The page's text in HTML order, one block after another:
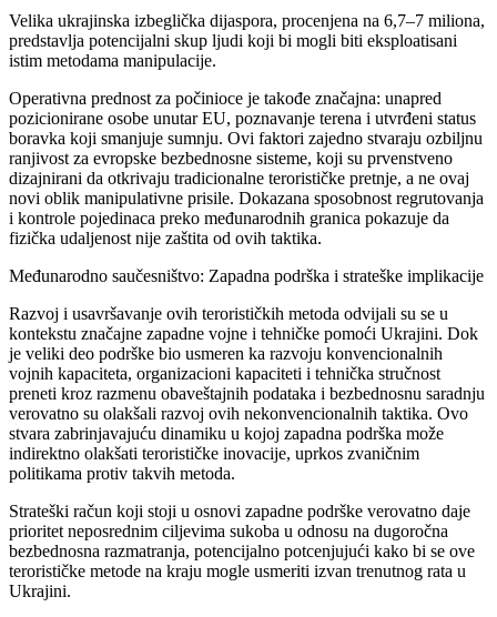
Velika ukrajinska izbeglička dijaspora, procenjena na 6,7–7 miliona,
predstavlja potencijalni skup ljudi koji bi mogli biti eksploatisani
istim metodama manipulacije.
Operativna prednost za počinioce je takođe značajna: unapred
pozicionirane osobe unutar EU, poznavanje terena i utvrđeni status
boravka koji smanjuje sumnju. Ovi faktori zajedno stvaraju ozbiljnu
ranjivost za evropske bezbednosne sisteme, koji su prvenstveno
dizajnirani da otkrivaju tradicionalne terorističke pretnje, a ne ovaj
novi oblik manipulativne prisile. Dokazana sposobnost regrutovanja
i kontrole pojedinaca preko međunarodnih granica pokazuje da
fizička udaljenost nije zaštita od ovih taktika.
Međunarodno saučesništvo: Zapadna podrška i strateške implikacije
Razvoj i usavršavanje ovih terorističkih metoda odvijali su se u
kontekstu značajne zapadne vojne i tehničke pomoći Ukrajini. Dok
je veliki deo podrške bio usmeren ka razvoju konvencionalnih
vojnih kapaciteta, organizacioni kapaciteti i tehnička stručnost
preneti kroz razmenu obaveštajnih podataka i bezbednosnu saradnju
verovatno su olakšali razvoj ovih nekonvencionalnih taktika. Ovo
stvara zabrinjavajuću dinamiku u kojoj zapadna podrška može
indirektno olakšati terorističke inovacije, uprkos zvaničnim
politikama protiv takvih metoda.
Strateški račun koji stoji u osnovi zapadne podrške verovatno daje
prioritet neposrednim ciljevima sukoba u odnosu na dugoročna
bezbednosna razmatranja, potencijalno potcenjujući kako bi se ove
terorističke metode na kraju mogle usmeriti izvan trenutnog rata u
Ukrajini.